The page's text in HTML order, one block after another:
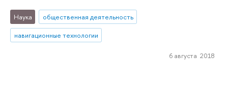
Наука
общественная деятельность
навигационные технологии
6 августа 2018